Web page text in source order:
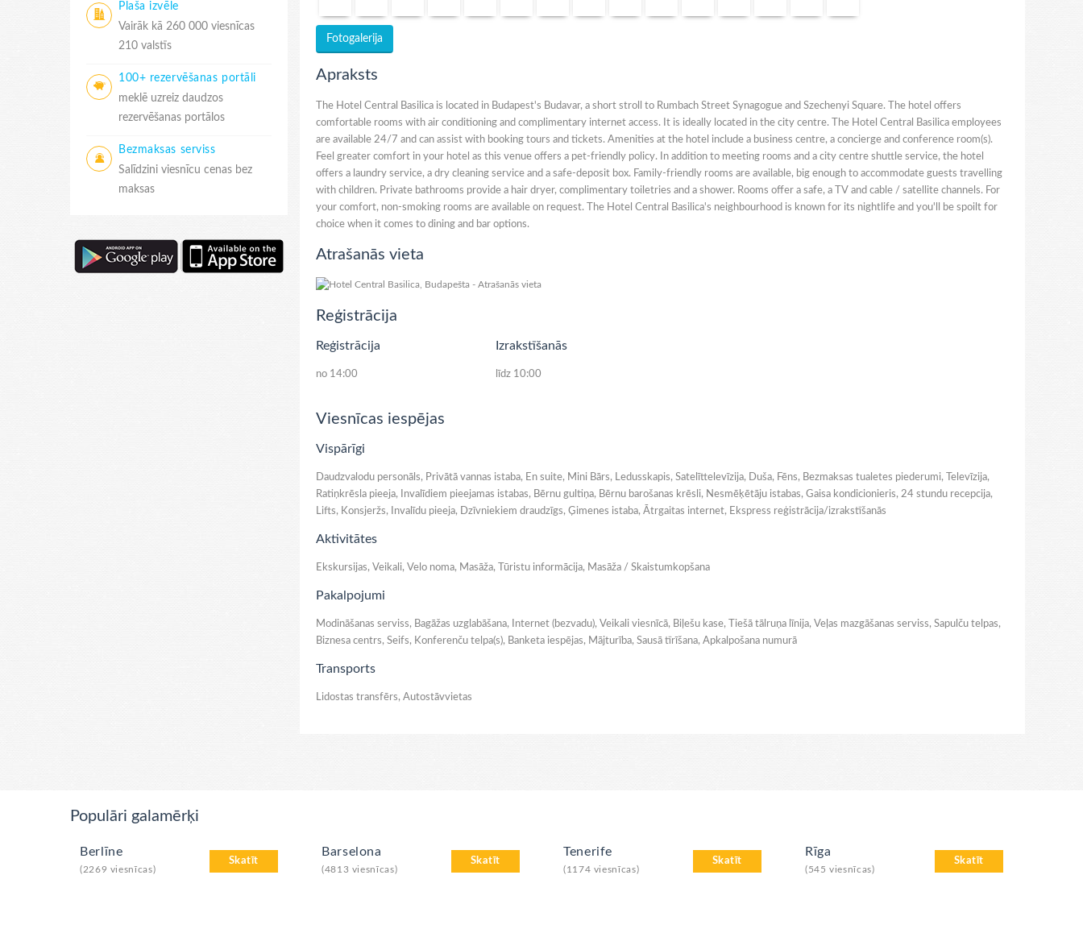
Plaša izvēle
Vairāk kā 260 000 viesnīcas
210 valstīs
100+ rezervēšanas portāli
meklē uzreiz daudzos
rezervēšanas portālos
Bezmaksas serviss
Salīdzini viesnīcu cenas bez
maksas
Fotogalerija
Apraksts
The Hotel Central Basilica is located in Budapest's Budavar, a short stroll to Rumbach Street Synagogue and Szechenyi Square. The hotel offers
comfortable rooms with air conditioning and complimentary internet access. It is ideally located in the city centre. The Hotel Central Basilica employees
are available 24/7 and can assist with booking tours and tickets. Amenities at the hotel include a business centre, a concierge and conference room(s).
Feel greater comfort in your hotel as this venue offers a pet-friendly policy. In addition to meeting rooms and a city centre shuttle service, the hotel
offers a laundry service, a dry cleaning service and a safe-deposit box. Family-friendly rooms are available, big enough to accommodate guests travelling
with children. Private bathrooms provide a hair dryer, complimentary toiletries and a shower. Rooms offer a safe, a TV and cable / satellite channels. For
your comfort, non-smoking rooms are available on request. The Hotel Central Basilica's neighbourhood is known for its nightlife and you'll be spoilt for
choice when it comes to dining and bar options.
Atrašanās vieta
Reģistrācija
Reģistrācija
no 14:00
Izrakstīšanās
līdz 10:00
Viesnīcas iespējas
Vispārīgi
Daudzvalodu personāls, Privātā vannas istaba, En suite, Mini Bārs, Ledusskapis, Satelīttelevīzija, Duša, Fēns, Bezmaksas tualetes piederumi, Televīzija,
Ratiņkrēsla pieeja, Invalīdiem pieejamas istabas, Bērnu gultiņa, Bērnu barošanas krēsli, Nesmēķētāju istabas, Gaisa kondicionieris, 24 stundu recepcija,
Lifts, Konsjeržs, Invalīdu pieeja, Dzīvniekiem draudzīgs, Ģimenes istaba, Ātrgaitas internet, Ekspress reģistrācija/izrakstīšanās
Aktivitātes
Ekskursijas, Veikali, Velo noma, Masāža, Tūristu informācija, Masāža / Skaistumkopšana
Pakalpojumi
Modināšanas serviss, Bagāžas uzglabāšana, Internet (bezvadu), Veikali viesnīcā, Biļešu kase, Tiešā tālruņa līnija, Veļas mazgāšanas serviss, Sapulču telpas,
Biznesa centrs, Seifs, Konferenču telpa(s), Banketa iespējas, Mājturība, Sausā tīrīšana, Apkalpošana numurā
Transports
Lidostas transfērs, Autostāvvietas
Populāri galamērķi
Skatīt
Berlīne
(2269 viesnīcas)
Skatīt
Barselona
(4813 viesnīcas)
Skatīt
Tenerife
(1174 viesnīcas)
Skatīt
Rīga
(545 viesnīcas)